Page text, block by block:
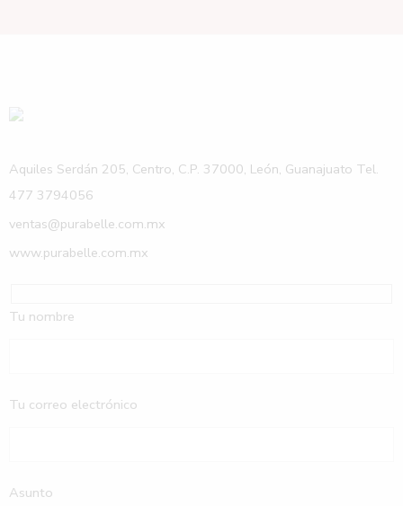
Aquiles Serdán 205, Centro, C.P. 37000, León, Guanajuato Tel.
477 3794056
ventas@purabelle.com.mx
www.purabelle.com.mx
Tu nombre
Tu correo electrónico
Asunto